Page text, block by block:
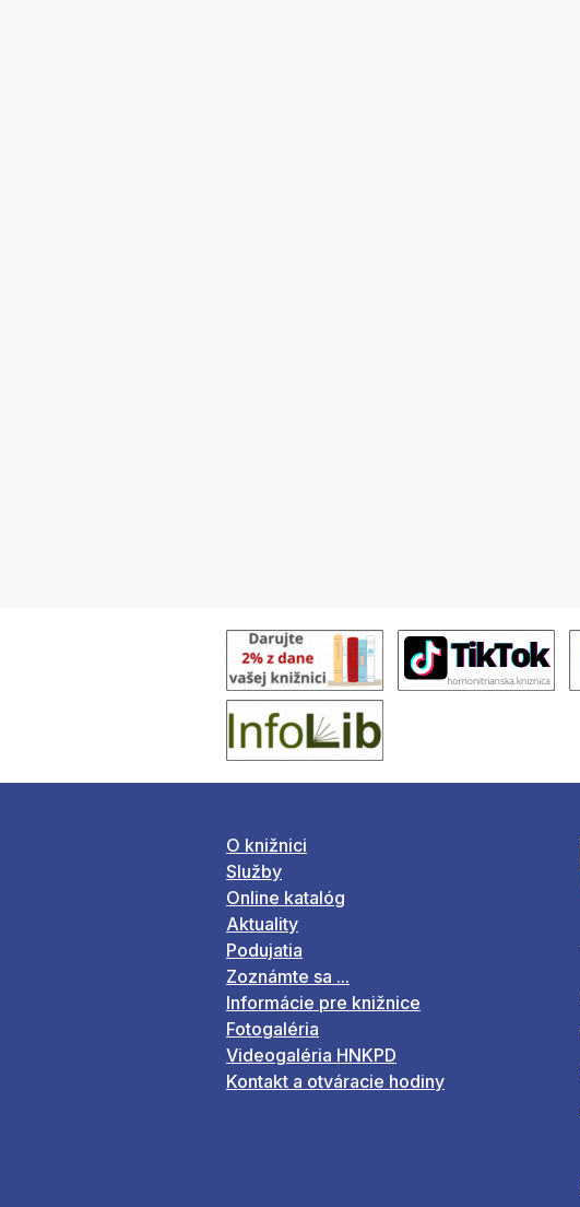
O knižnici
Služby
Online katalóg
Aktuality
Podujatia
Zoznámte sa ...
Informácie pre knižnice
Fotogaléria
Videogaléria HNKPD
Kontakt a otváracie hodiny